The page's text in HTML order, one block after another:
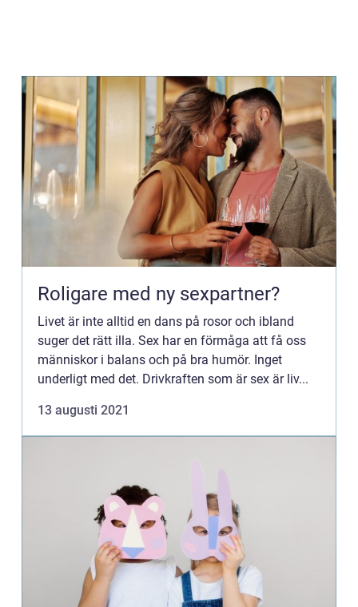
Roligare med ny sexpartner?
Livet är inte alltid en dans på rosor och ibland
suger det rätt illa. Sex har en förmåga att få oss
människor i balans och på bra humör. Inget
underligt med det. Drivkraften som är sex är liv...
13 augusti 2021